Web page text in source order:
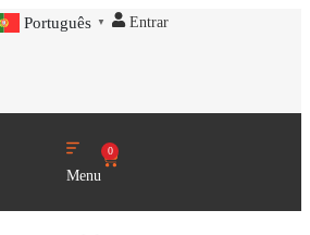
Português ▼ Entrar
Menu
0